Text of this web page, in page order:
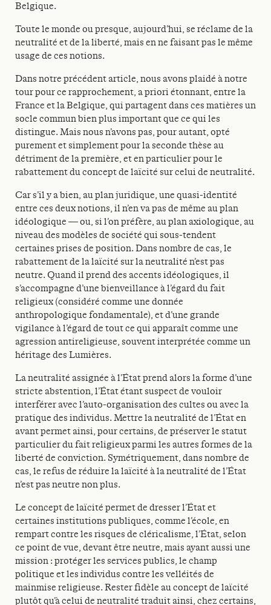
Belgique.
Toute le monde ou presque, aujourd’hui, se réclame de la
neutralité et de la liberté, mais en ne faisant pas le même
usage de ces notions.
Dans notre précédent article, nous avons plaidé à notre
tour pour ce rapprochement, a priori étonnant, entre la
France et la Belgique, qui partagent dans ces matières un
socle commun bien plus important que ce qui les
distingue. Mais nous n’avons pas, pour autant, opté
purement et simplement pour la seconde thèse au
détriment de la première, et en particulier pour le
rabattement du concept de laïcité sur celui de neutralité.
Car s’il y a bien, au plan juridique, une quasi-identité
entre ces deux notions, il n’en va pas de même au plan
idéologique — ou, si l’on préfère, au plan axiologique, au
niveau des modèles de société qui sous-tendent
certaines prises de position. Dans nombre de cas, le
rabattement de la laïcité sur la neutralité n’est pas
neutre. Quand il prend des accents idéologiques, il
s’accompagne d’une bienveillance à l’égard du fait
religieux (considéré comme une donnée
anthropologique fondamentale), et d’une grande
vigilance à l’égard de tout ce qui apparaît comme une
agression antireligieuse, souvent interprétée comme un
héritage des Lumières.
La neutralité assignée à l’État prend alors la forme d’une
stricte abstention, l’État étant suspect de vouloir
interférer avec l’auto-organisation des cultes ou avec la
pratique des individus. Mettre la neutralité de l’État en
avant permet ainsi, pour certains, de préserver le statut
particulier du fait religieux parmi les autres formes de la
liberté de conviction. Symétriquement, dans nombre de
cas, le refus de réduire la laïcité à la neutralité de l’État
n’est pas neutre non plus.
Le concept de laïcité permet de dresser l’État et
certaines institutions publiques, comme l’école, en
rempart contre les risques de cléricalisme, l’État, selon
ce point de vue, devant être neutre, mais ayant aussi une
mission : protéger les services publics, le champ
politique et les individus contre les velléités de
mainmise religieuse. Rester fidèle au concept de laïcité
plutôt qu’à celui de neutralité traduit ainsi, chez certains,